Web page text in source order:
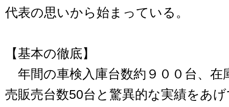
代表の思いから始まっている。
【基本の徹底】
年間の車検入庫台数約９００台、在
売販売台数50台と驚異的な実績をあ